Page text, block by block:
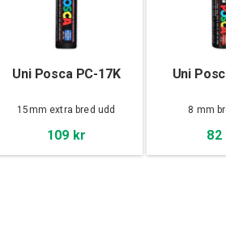
Uni Posca PC-17K
15mm extra bred udd
109 kr
Uni
8 mm
82